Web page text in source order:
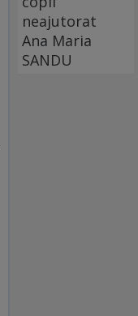
neajutorat
Ana Maria
SANDU